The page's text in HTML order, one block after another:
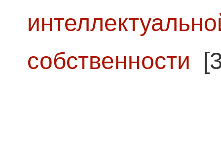
собственности